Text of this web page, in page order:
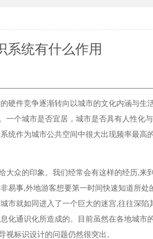
系统有什么作用
硬件竞争逐渐转向以城市的文化内涵与生
个城市是否宜居，城市是否具有人性化
系统作为城市公共空间中很大出现频率最高
众的印象。我们经常会有这样的经历,来
易事,外地游客想要第一时间快速知道所处
市就如同进入了一个巨大的迷宫,往往深陷
化通识化所造成的。目前虽然在各地城市
标识设计的问题仍然很突出。